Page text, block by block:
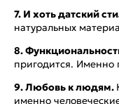
7. И хоть датский
натуральных
8.
пригодится. Именно
9. Любовь к людям.
именно